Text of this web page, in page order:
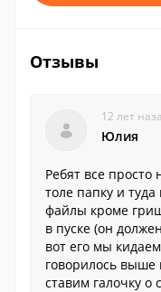
Отзывы
12 лет
Юлия
Ребят все просто
толе папку и
файлы кроме
в пуске (он
вот его мы
говорилось выше
ставим галочку о